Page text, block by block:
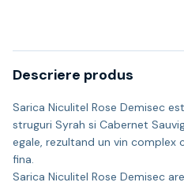
Descriere produs
Sarica Niculitel Rose Demisec
struguri Syrah si Cabernet
egale, rezultand un vin
fina.
Sarica Niculitel Rose Demisec